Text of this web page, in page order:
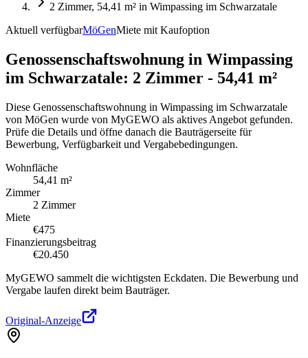
2 Zimmer, 54,41 m² in Wimpassing im Schwarzatale
Aktuell verfügbarMöGenMiete mit Kaufoption
Genossenschaftswohnung in Wimpassing
im Schwarzatale: 2 Zimmer - 54,41 m²
Diese Genossenschaftswohnung in Wimpassing im Schwarzatale
von MöGen wurde von MyGEWO als aktives Angebot gefunden.
Prüfe die Details und öffne danach die Bauträgerseite für
Bewerbung, Verfügbarkeit und Vergabebedingungen.
Wohnfläche
54,41 m²
Zimmer
2 Zimmer
Miete
€475
Finanzierungsbeitrag
€20.450
MyGEWO sammelt die wichtigsten Eckdaten. Die Bewerbung und
Vergabe laufen direkt beim Bauträger.
Original-Anzeige